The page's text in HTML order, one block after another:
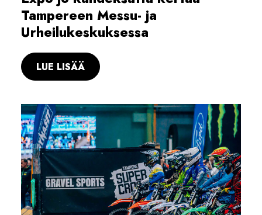
Tampereen Messu- ja
Urheilukeskuksessa
LUE LISÄÄ